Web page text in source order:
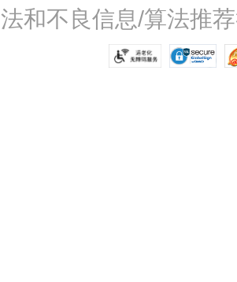
法和不良信息/算法推